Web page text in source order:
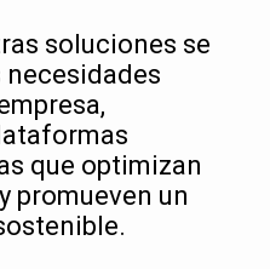
soluciones se
necesidades
que optimizan
promueven un